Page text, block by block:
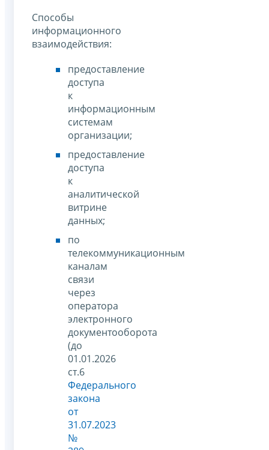
Способы
информационного
взаимодействия:
предоставление
доступа
к
информационным
системам
организации;
предоставление
доступа
к
аналитической
витрине
данных;
по
телекоммуникационным
каналам
связи
через
оператора
электронного
документооборота
(до
01.01.2026
ст.6
Федерального
закона
от
31.07.2023
№